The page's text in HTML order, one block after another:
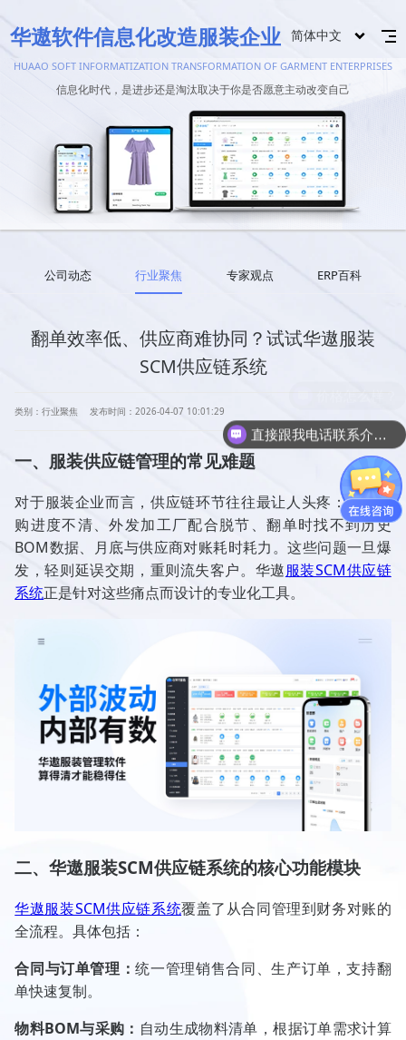
华遨软件信息化改造服装企业 简体中文
HUAAO SOFT INFORMATIZATION TRANSFORMATION OF GARMENT ENTERPRISES
信息化时代，是进步还是淘汰取决于你是否愿意主动改变自己
公司动态 行业聚焦 专家观点 ERP百科
翻单效率低、供应商难协同？试试华遨服装
SCM供应链系统
类别：行业聚焦 发布时间：2026-04-07 10:01:29
一、服装供应链管理的常见难题
对于服装企业而言，供应链环节往往最让人头疼：物料采
购进度不清、外发加工厂配合脱节、翻单时找不到历史
BOM数据、月底与供应商对账耗时耗力。这些问题一旦爆
发，轻则延误交期，重则流失客户。华遨服装SCM供应链
系统正是针对这些痛点而设计的专业化工具。
二、华遨服装SCM供应链系统的核心功能模块
华遨服装SCM供应链系统覆盖了从合同管理到财务对账的
全流程。具体包括：
合同与订单管理：统一管理销售合同、生产订单，支持翻
单快速复制。
物料BOM与采购： 自动生成物料清单，根据订单需求计算